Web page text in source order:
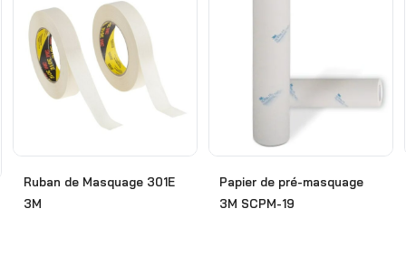
Ruban de Masquage 301E
3M
Papier de pré-masquage
3M SCPM-19